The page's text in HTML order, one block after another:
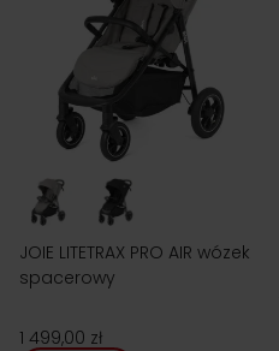
JOIE LITETRAX PRO AIR wózek
spacerowy
1 499,00 zł